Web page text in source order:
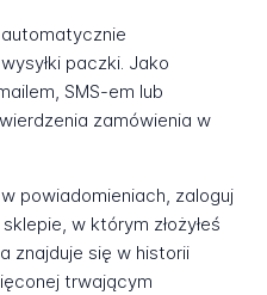
paczki. Jako
SMS-em lub
zamówienia w
powiadomieniach, zaloguj
w którym złożyłeś
znajduje się w historii
trwającym